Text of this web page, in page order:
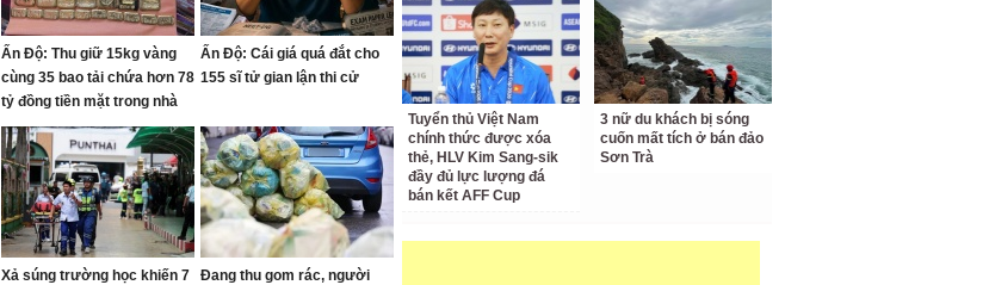
Ấn Độ: Thu giữ 15kg vàng
cùng 35 bao tải chứa hơn 78
tỷ đồng tiền mặt trong nhà
một cựu tài xế xe buýt
Ấn Độ: Cái giá quá đắt cho
155 sĩ tử gian lận thi cử
Xả súng trường học khiến 7
Đang thu gom rác, người
Tuyển thủ Việt Nam
chính thức được xóa
thẻ, HLV Kim Sang-sik
đầy đủ lực lượng đá
bán kết AFF Cup
3 nữ du khách bị sóng
cuốn mất tích ở bán đảo
Sơn Trà